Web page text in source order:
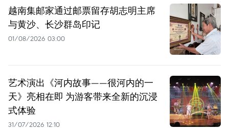
越南集邮家通过邮票留存胡志明主席
与黄沙、长沙群岛印记
01/08/2026 03:00
艺术演出《河内故事——很河内的一
天》亮相在即 为游客带来全新的沉浸
式体验
31/07/2026 12:10